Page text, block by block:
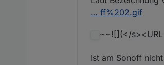
… ff%202.gif
~~![](</
Ist am Sonoff